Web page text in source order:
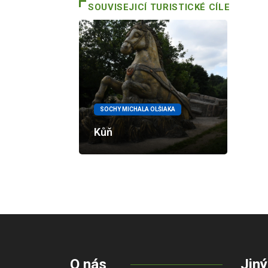
SOUVISEJICÍ TURISTICKÉ CÍLE
SOCHY MICHALA OLŠIAKA
Kůň
O nás